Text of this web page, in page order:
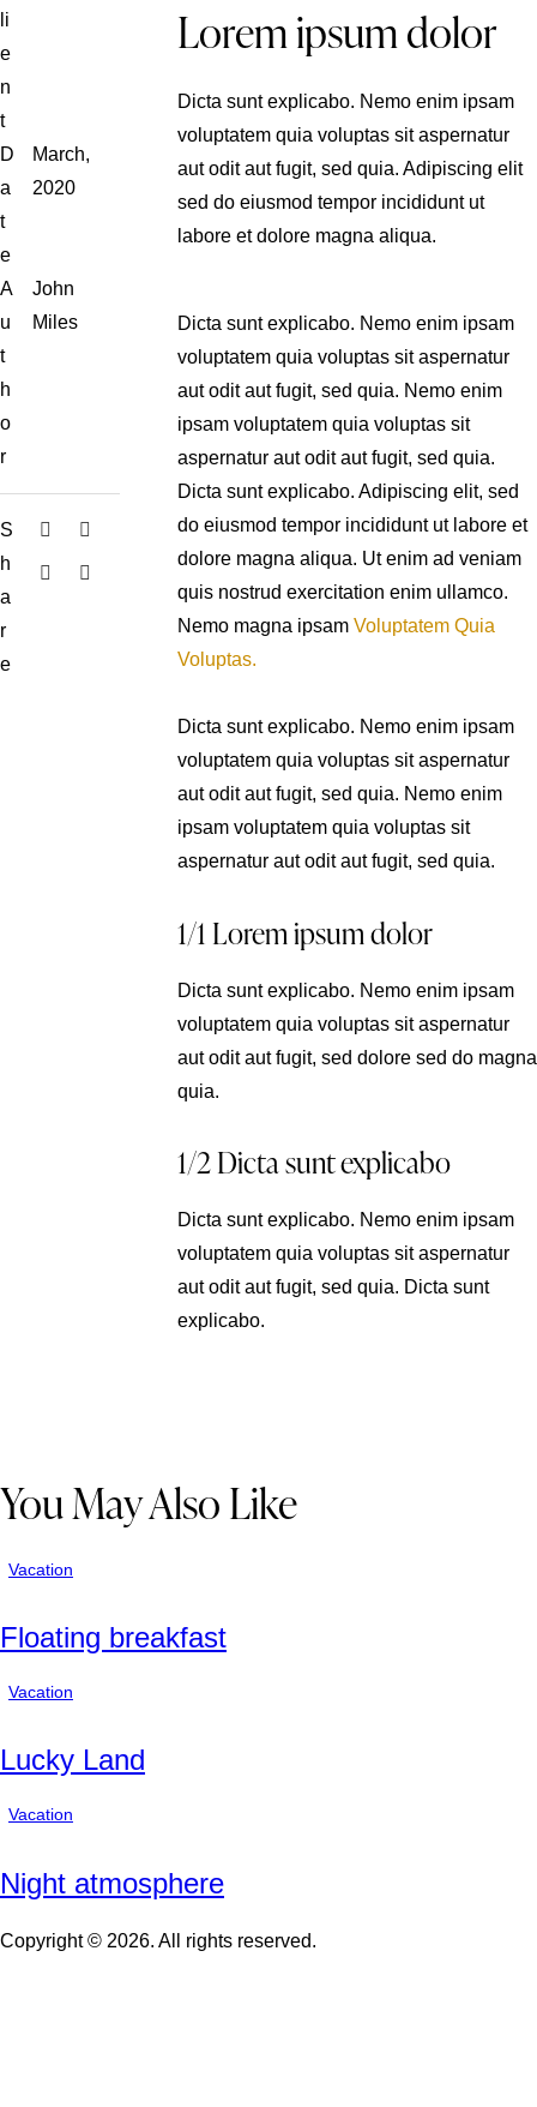
li
e
n
t
D
a
t
e
March,
2020
A
u
t
h
o
r
John
Miles
S
h
a
r
e
Lorem ipsum dolor
Dicta sunt explicabo. Nemo enim ipsam
voluptatem quia voluptas sit aspernatur
aut odit aut fugit, sed quia. Adipiscing elit
sed do eiusmod tempor incididunt ut
labore et dolore magna aliqua.
Dicta sunt explicabo. Nemo enim ipsam
voluptatem quia voluptas sit aspernatur
aut odit aut fugit, sed quia. Nemo enim
ipsam voluptatem quia voluptas sit
aspernatur aut odit aut fugit, sed quia.
Dicta sunt explicabo. Adipiscing elit, sed
do eiusmod tempor incididunt ut labore et
dolore magna aliqua. Ut enim ad veniam
quis nostrud exercitation enim ullamco.
Nemo magna ipsam Voluptatem Quia
Voluptas.
Dicta sunt explicabo. Nemo enim ipsam
voluptatem quia voluptas sit aspernatur
aut odit aut fugit, sed quia. Nemo enim
ipsam voluptatem quia voluptas sit
aspernatur aut odit aut fugit, sed quia.
1/1 Lorem ipsum dolor
Dicta sunt explicabo. Nemo enim ipsam
voluptatem quia voluptas sit aspernatur
aut odit aut fugit, sed dolore sed do magna
quia.
1/2 Dicta sunt explicabo
Dicta sunt explicabo. Nemo enim ipsam
voluptatem quia voluptas sit aspernatur
aut odit aut fugit, sed quia. Dicta sunt
explicabo.
You May Also Like
Vacation
Floating breakfast
Vacation
Lucky Land
Vacation
Night atmosphere
Copyright © 2026. All rights reserved.